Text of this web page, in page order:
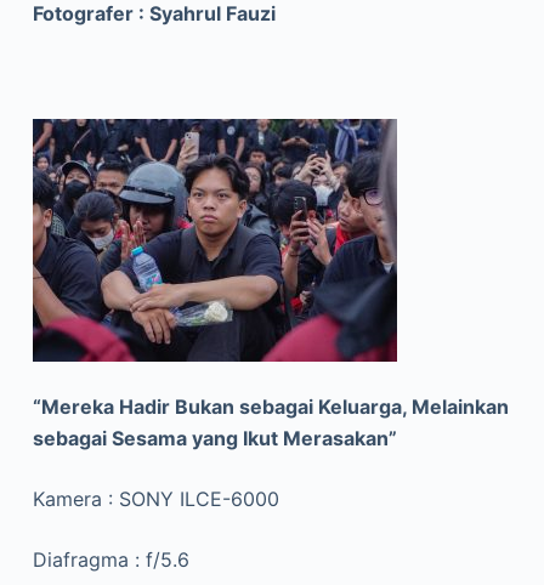
Fotografer : Syahrul Fauzi
“Mereka Hadir Bukan sebagai Keluarga, Melainkan
sebagai Sesama yang Ikut Merasakan”
Kamera : SONY ILCE-6000
Diafragma : f/5.6